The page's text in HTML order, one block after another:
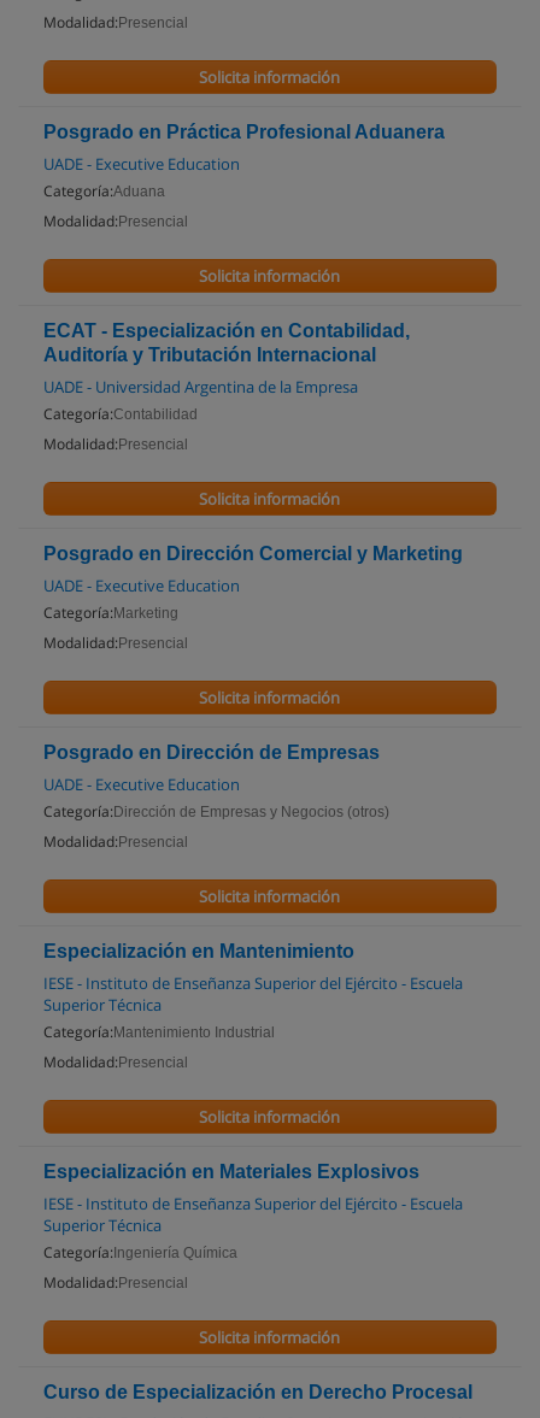
Modalidad: Presencial
Solicita información
Posgrado en Práctica Profesional Aduanera
UADE - Executive Education
Categoría:Aduana
Modalidad: Presencial
Solicita información
ECAT - Especialización en Contabilidad,
Auditoría y Tributación Internacional
UADE - Universidad Argentina de la Empresa
Categoría:Contabilidad
Modalidad: Presencial
Solicita información
Posgrado en Dirección Comercial y Marketing
UADE - Executive Education
Categoría: Marketing
Modalidad: Presencial
Solicita información
Posgrado en Dirección de Empresas
UADE - Executive Education
Categoría: Dirección de Empresas y Negocios (otros)
Modalidad: Presencial
Solicita información
Especialización en Mantenimiento
IESE - Instituto de Enseñanza Superior del Ejército - Escuela
Superior Técnica
Categoría: Mantenimiento Industrial
Modalidad: Presencial
Solicita información
Especialización en Materiales Explosivos
IESE - Instituto de Enseñanza Superior del Ejército - Escuela
Superior Técnica
Categoría: Ingeniería Química
Modalidad: Presencial
Solicita información
Curso de Especialización en Derecho Procesal